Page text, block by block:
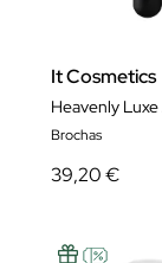
It Cosmetics
Heavenly
Brochas
39,20 €